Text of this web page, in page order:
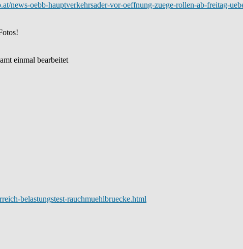
news-oebb-hauptverkehrsader-vor-oeffnung-zuege-rollen-ab-freitag-
einmal bearbeitet
belastungstest-rauchmuehlbruecke.html